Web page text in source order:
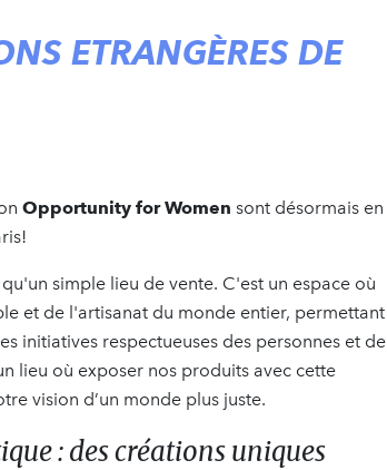
ETRANGÈRES DE
Opportunity for Women sont désormais en
simple lieu de vente. C'est un espace où
et de l'artisanat du monde entier, permettant
initiatives respectueuses des personnes et de
lieu où exposer nos produits avec cette
vision d’un monde plus juste.
: des créations uniques